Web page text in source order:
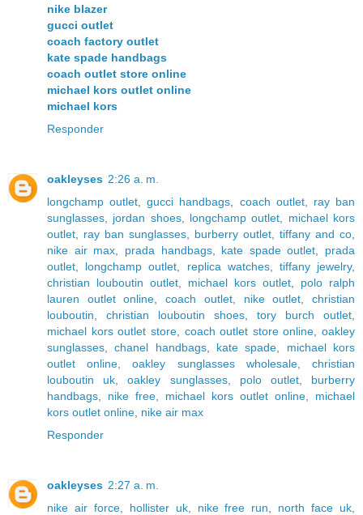
nike blazer
gucci outlet
coach factory outlet
kate spade handbags
coach outlet store online
michael kors outlet online
michael kors
Responder
oakleyses 2:26 a. m.
longchamp outlet ,gucci handbags coach outlet, ray ban
sunglasses
jordan shoes, longchamp outlet
michael kors
outlet
ray ban sunglasses burberry outlet tiffany and co
nike air max
prada handbags, kate spade outlet
prada
outlet
longchamp outlet replica watches, tiffany jewelry,
christian louboutin outlet
michael kors outlet
polo ralph
lauren outlet online ,coach outlet, nike outlet ,christian
louboutin
christian louboutin shoes tory burch outlet
michael kors outlet store, coach outlet store online
oakley
sunglasses ,chanel handbags, kate spade
michael kors
outlet online ,oakley sunglasses wholesale,christian
louboutin uk ,oakley sunglasses, polo outlet, burberry
handbags
nike free michael kors outlet online
michael
kors outlet online nike air max
Responder
oakleyses 2:27 a. m.
nike air force, hollister uk, nike free run north face uk